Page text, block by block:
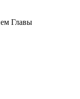
Главы